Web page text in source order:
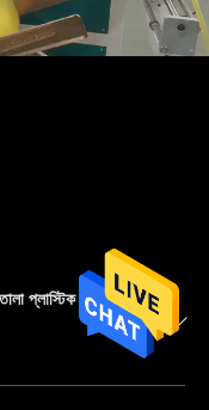
প্লাস্টিক পাইপ